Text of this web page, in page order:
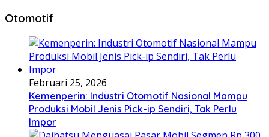
Otomotif
Februari 25, 2026
Kemenperin: Industri Otomotif Nasional Mampu
Produksi Mobil Jenis Pick-ip Sendiri, Tak Perlu
Impor